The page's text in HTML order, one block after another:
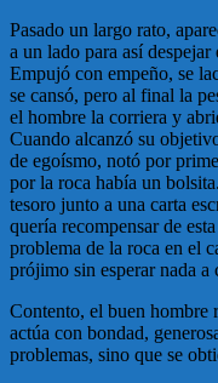
Pasado un largo rato,
a un lado para así
Empujó con empeño, se
se cansó, pero al final la
el hombre la corriera y
Cuando alcanzó su
de egoísmo, notó por
por la roca había un
tesoro junto a una carta
quería recompensar de
problema de la roca en el
prójimo sin esperar nada a
Contento, el buen hombre
actúa con bondad,
problemas, sino que se